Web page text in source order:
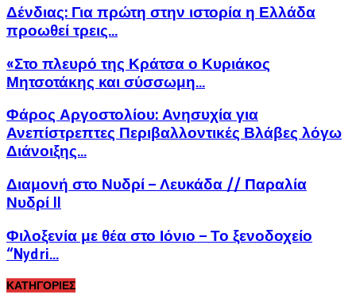
Δένδιας: Για πρώτη στην ιστορία η Ελλάδα
προωθεί τρεις...
«Στο πλευρό της Κράτσα ο Κυριάκος
Μητσοτάκης και σύσσωμη...
Φάρος Αργοστολίου: Ανησυχία για
Ανεπίστρεπτες Περιβαλλοντικές Βλάβες λόγω
Διάνοιξης...
Διαμονή στο Νυδρί – Λευκάδα // Παραλία
Νυδρί II
Φιλοξενία με θέα στο Ιόνιο – Το ξενοδοχείο
“Nydri...
ΚΑΤΗΓΟΡΙΕΣ